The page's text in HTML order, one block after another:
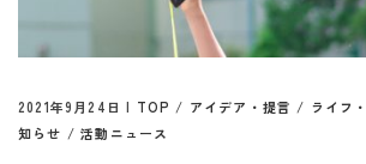
2021年9月24日 | TOP / アイデア・提言 / ライフ
知らせ /活動ニュース